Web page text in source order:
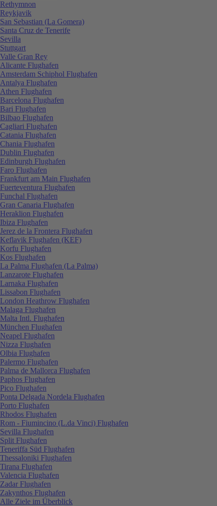
Rethymnon
Reykjavik
San Sebastian (La Gomera)
Santa Cruz de Tenerife
Sevilla
Stuttgart
Valle Gran Rey
Alicante Flughafen
Amsterdam Schiphol Flughafen
Antalya Flughafen
Athen Flughafen
Barcelona Flughafen
Bari Flughafen
Bilbao Flughafen
Cagliari Flughafen
Catania Flughafen
Chania Flughafen
Dublin Flughafen
Edinburgh Flughafen
Faro Flughafen
Frankfurt am Main Flughafen
Fuerteventura Flughafen
Funchal Flughafen
Gran Canaria Flughafen
Heraklion Flughafen
Ibiza Flughafen
Jerez de la Frontera Flughafen
Keflavik Flughafen (KEF)
Korfu Flughafen
Kos Flughafen
La Palma Flughafen (La Palma)
Lanzarote Flughafen
Larnaka Flughafen
Lissabon Flughafen
London Heathrow Flughafen
Malaga Flughafen
Malta Intl. Flughafen
München Flughafen
Neapel Flughafen
Nizza Flughafen
Olbia Flughafen
Palermo Flughafen
Palma de Mallorca Flughafen
Paphos Flughafen
Pico Flughafen
Ponta Delgada Nordela Flughafen
Porto Flughafen
Rhodos Flughafen
Rom - Fiumincino (L.da Vinci) Flughafen
Sevilla Flughafen
Split Flughafen
Teneriffa Süd Flughafen
Thessaloniki Flughafen
Tirana Flughafen
Valencia Flughafen
Zadar Flughafen
Zakynthos Flughafen
Alle Ziele im Überblick